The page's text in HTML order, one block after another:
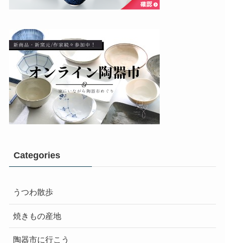
Categories
うつわ散歩
焼きもの産地
陶器市に行こう